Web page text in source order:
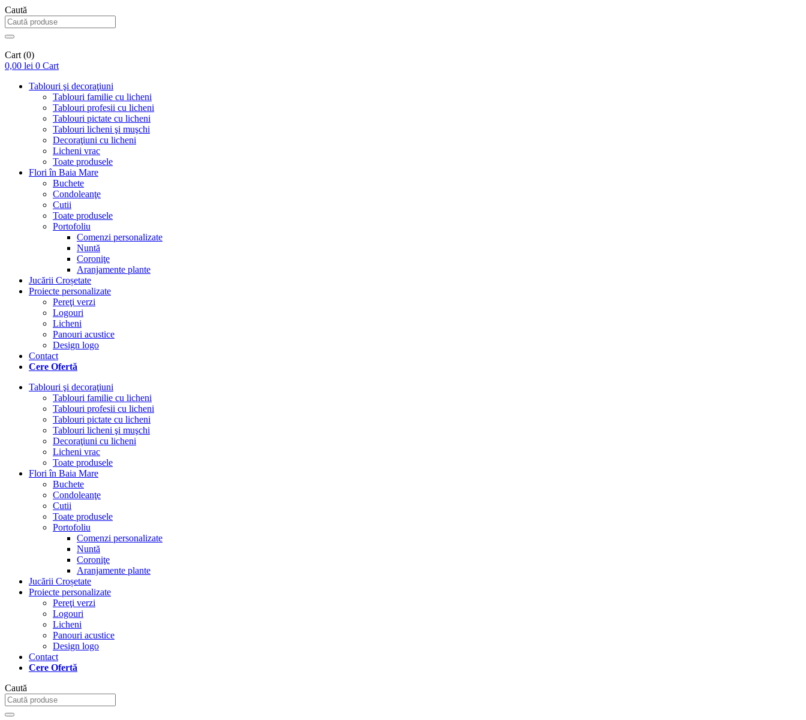
Caută
Cart (0)
0,00 lei 0 Cart
Tablouri şi decoraţiuni
Tablouri familie cu licheni
Tablouri profesii cu licheni
Tablouri pictate cu licheni
Tablouri licheni şi muşchi
Decoraţiuni cu licheni
Licheni vrac
Toate produsele
Flori în Baia Mare
Buchete
Condoleanţe
Cutii
Toate produsele
Portofoliu
Comenzi personalizate
Nuntă
Coroniţe
Aranjamente plante
Jucării Croșetate
Proiecte personalizate
Pereţi verzi
Logouri
Licheni
Panouri acustice
Design logo
Contact
Cere Ofertă
Tablouri şi decoraţiuni
Tablouri familie cu licheni
Tablouri profesii cu licheni
Tablouri pictate cu licheni
Tablouri licheni şi muşchi
Decoraţiuni cu licheni
Licheni vrac
Toate produsele
Flori în Baia Mare
Buchete
Condoleanţe
Cutii
Toate produsele
Portofoliu
Comenzi personalizate
Nuntă
Coroniţe
Aranjamente plante
Jucării Croșetate
Proiecte personalizate
Pereţi verzi
Logouri
Licheni
Panouri acustice
Design logo
Contact
Cere Ofertă
Caută